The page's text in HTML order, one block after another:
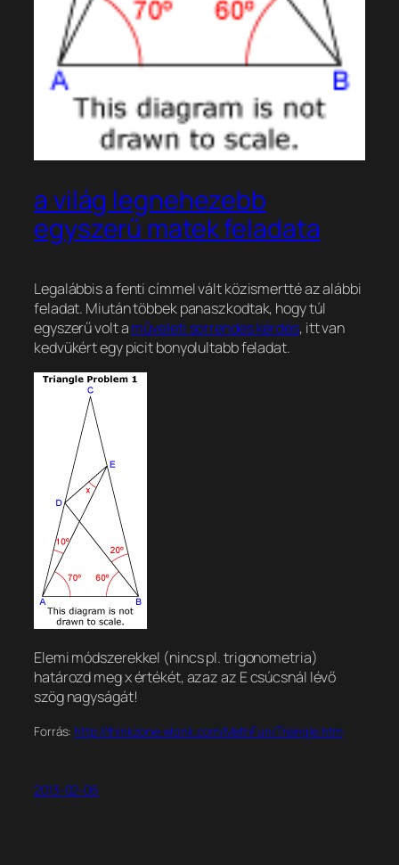
a világ legnehezebb
egyszerű matek feladata
Legalábbis a fenti címmel vált közismertté az alábbi
feladat. Miután többek panaszkodtak, hogy túl
egyszerű volt aműveleti sorrendes kérdés, itt van
kedvükért egy picit bonyolultabb feladat.
Elemi módszerekkel (nincs pl. trigonometria)
határozd meg x értékét, azaz az E csúcsnál lévő
szög nagyságát!
Forrás: http://thinkzone.wlonk.com/MathFun/Triangle.htm
2013-02-06